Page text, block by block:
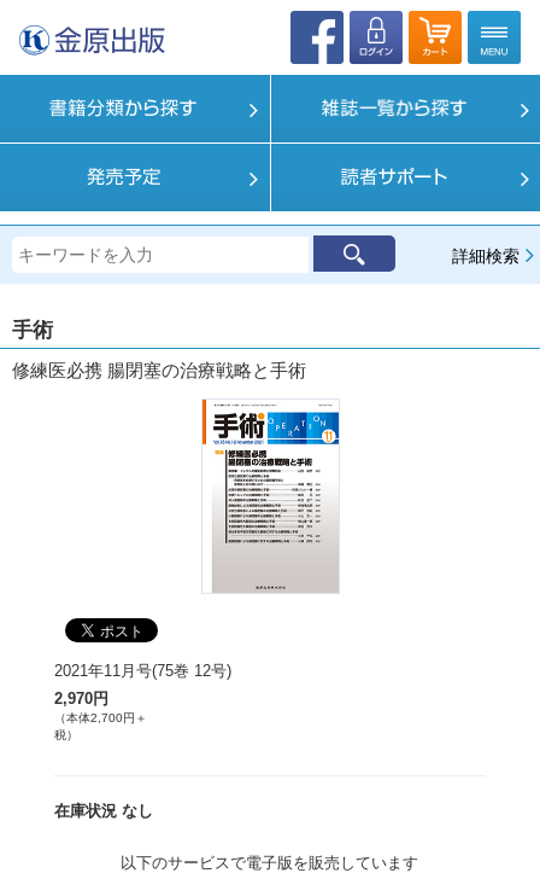
詳細検索
手術
修練医必携 腸閉塞の治療戦略と手術
2021年11月号(75巻 12号)
2,970円
（本体2,700円＋
税）
在庫状況 なし
以下のサービスで電子版を販売しています